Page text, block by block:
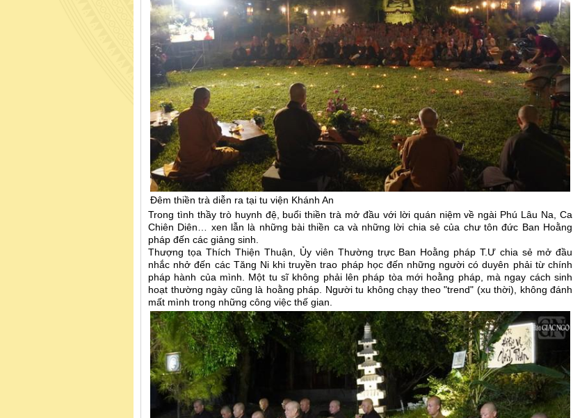
Đêm thiền trà diễn ra tại tu viện Khánh An
Trong tình thầy trò huynh đệ, buổi thiền trà mở đầu với lời quán niệm về ngài Phú Lâu Na, Ca
Chiên Diên… xen lẫn là những bài thiền ca và những lời chia sẻ của chư tôn đức Ban Hoằng
pháp đến các giảng sinh.
Thượng tọa Thích Thiện Thuận, Ủy viên Thường trực Ban Hoằng pháp T.Ư chia sẻ mở đầu
nhắc nhở đến các Tăng Ni khi truyền trao pháp học đến những người có duyên phải từ chính
pháp hành của mình. Một tu sĩ không phải lên pháp tòa mới hoằng pháp, mà ngay cách sinh
hoạt thường ngày cũng là hoằng pháp. Người tu không chạy theo "trend" (xu thời), không đánh
mất mình trong những công việc thế gian.